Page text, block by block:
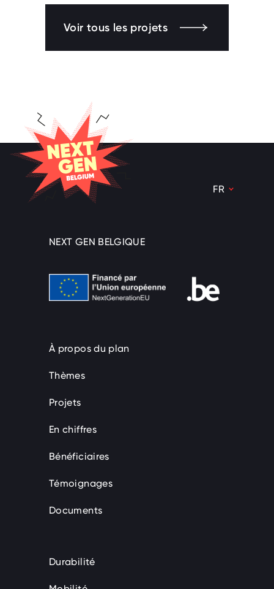
Voir tous les projets
FR
NEXT GEN BELGIQUE
NEXT GEN BELGIQUE
À propos du plan
Thèmes
Projets
En chiffres
Bénéficiaires
Témoignages
Documents
Durabilité